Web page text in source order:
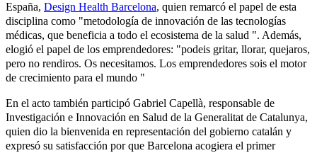
España, Design Health Barcelona, quien remarcó el papel de esta
disciplina como "metodología de innovación de las tecnologías
médicas, que beneficia a todo el ecosistema de la salud ". Además,
elogió el papel de los emprendedores: "podeis gritar, llorar, quejaros,
pero no rendiros. Os necesitamos. Los emprendedores sois el motor
de crecimiento para el mundo "
En el acto también participó Gabriel Capellà, responsable de
Investigación e Innovación en Salud de la Generalitat de Catalunya,
quien dio la bienvenida en representación del gobierno catalán y
expresó su satisfacción por que Barcelona acogiera el primer